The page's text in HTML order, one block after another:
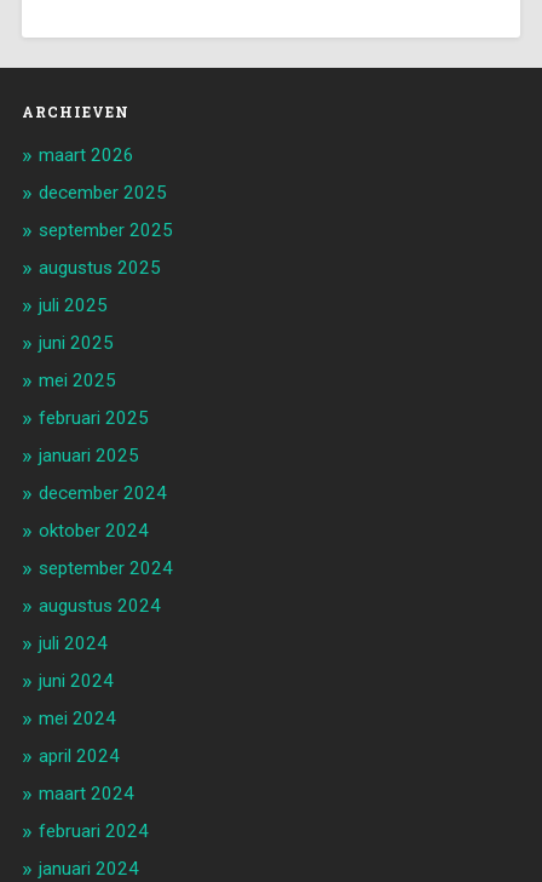
ARCHIEVEN
maart 2026
december 2025
september 2025
augustus 2025
juli 2025
juni 2025
mei 2025
februari 2025
januari 2025
december 2024
oktober 2024
september 2024
augustus 2024
juli 2024
juni 2024
mei 2024
april 2024
maart 2024
februari 2024
januari 2024